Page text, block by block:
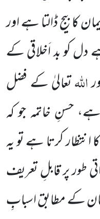
کا بیج ڈالتا ہے اور
دل کو بد اَخلاقی کے
اللّٰہتعالیٰ کے فضل
حسنِ خاتمہ جو کہ
کرتا ہے تو یہ
طور پر قابلِ تعریف
کے مطابق اسبابِ